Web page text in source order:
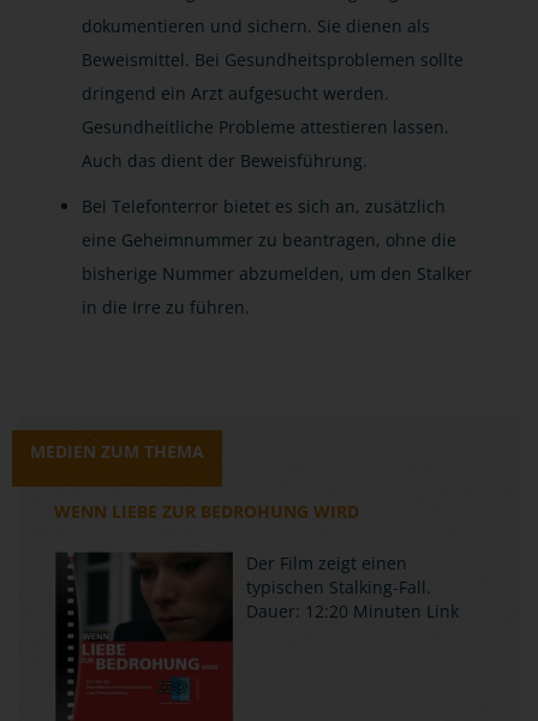
dokumentieren und sichern. Sie dienen als
Beweismittel. Bei Gesundheitsproblemen sollte
dringend ein Arzt aufgesucht werden.
Gesundheitliche Probleme attestieren lassen.
Auch das dient der Beweisführung.
Bei Telefonterror bietet es sich an, zusätzlich
eine Geheimnummer zu beantragen, ohne die
bisherige Nummer abzumelden, um den Stalker
in die Irre zu führen.
MEDIEN ZUM THEMA
WENN LIEBE ZUR BEDROHUNG WIRD
Der Film zeigt einen
typischen Stalking-Fall.
Dauer: 12:20 Minuten Link